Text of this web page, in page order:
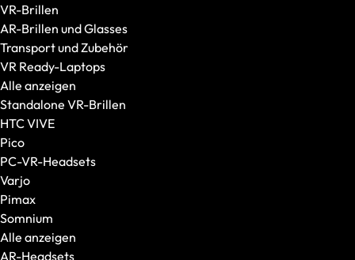
VR-Brillen
AR-Brillen und Glasses
Transport und Zubehör
VR Ready-Laptops
Alle anzeigen
Standalone VR-Brillen
HTC VIVE
Pico
PC-VR-Headsets
Varjo
Pimax
Somnium
Alle anzeigen
AR-Headsets
Laptop-Zubehör
Akkus
Netzteile
Sicherheit und Werkzeuge
Wasserkühlung
Weiteres Zubehör
Dockingstations und Hubs